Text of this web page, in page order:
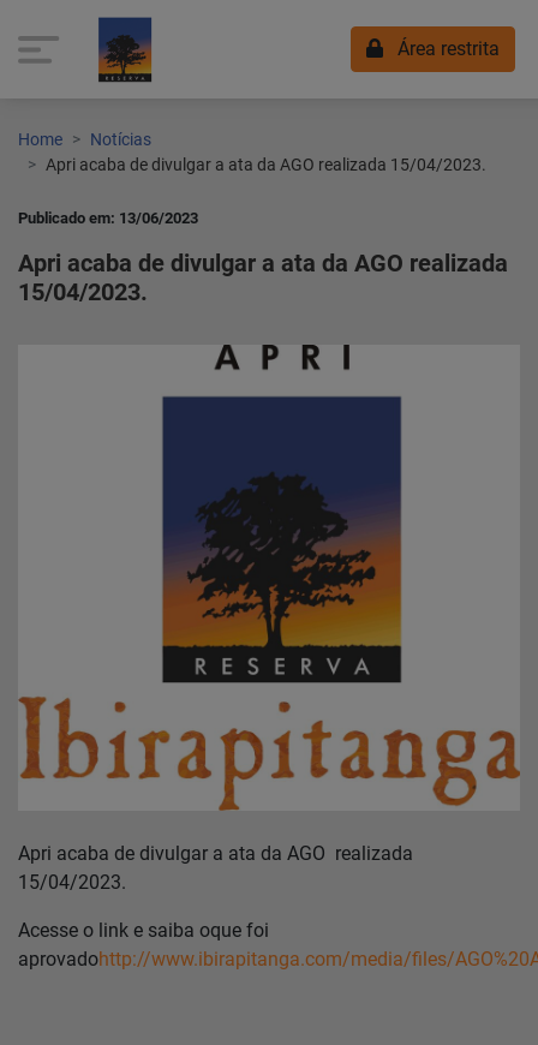
Área restrita
Localização
Contato
Baixe o App
Área restrita
Home
Notícias
Apri acaba de divulgar a ata da AGO realizada 15/04/2023.
Publicado em: 13/06/2023
Apri acaba de divulgar a ata da AGO realizada
15/04/2023.
Apri acaba de divulgar a ata da AGO realizada
15/04/2023.
Acesse o link e saiba oque foi
aprovadohttp://www.ibirapitanga.com/media/files/